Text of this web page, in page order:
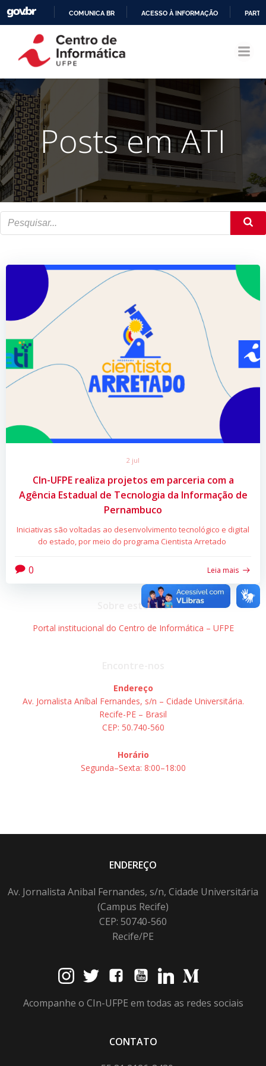
CONTEÚDO
COMUNICA BR ACESSO À INFORMAÇÃO
Posts em ATI
2 jul
CIn-UFPE realiza projetos em parceria com a
Agência Estadual de Tecnologia da Informação de
Pernambuco
Iniciativas são voltadas ao desenvolvimento tecnológico e digital
do estado, por meio do programa Cientista Arretado
0 Leia mais
Sobre este site
Portal institucional do Centro de Informática – UFPE
Endereço
Av. Jornalista Aníbal Fernandes, s/n – Cidade Universitária.
Recife-PE – Brasil
CEP: 50.740-560
Horário
Segunda–Sexta: 8:00–18:00
ENDEREÇO
Av. Jornalista Anibal Fernandes, s/n, Cidade Universitária
(Campus Recife)
CEP: 50740-560
Recife/PE
Acompanhe o CIn-UFPE em todas as redes sociais
CONTATO